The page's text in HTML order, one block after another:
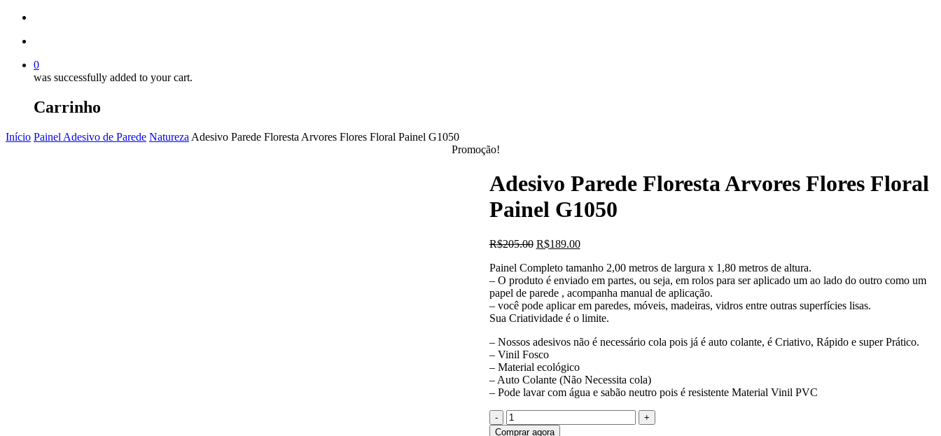
0
was successfully added to your cart.
Carrinho
Início Painel Adesivo de Parede Natureza Adesivo Parede Floresta Arvores Flores Floral Painel G1050
Promoção!
Adesivo Parede Floresta Arvores Flores Floral
Painel G1050
R$205.00 O
original
era:
R$205.00.
R$189.00O
atual
é:
R$189.00.
Painel Completo tamanho 2,00 metros de largura x 1,80 metros de altura.
– O produto é enviado em partes, ou seja, em rolos para ser aplicado um ao lado do outro como um
papel de parede , acompanha manual de aplicação.
– você pode aplicar em paredes, móveis, madeiras, vidros entre outras superfícies lisas.
Sua Criatividade é o limite.
– Nossos adesivos não é necessário cola pois já é auto colante, é Criativo, Rápido e super Prático.
– Vinil Fosco
– Material ecológico
– Auto Colante (Não Necessita cola)
– Pode lavar com água e sabão neutro pois é resistente Material Vinil PVC
Quantidade
de
Comprar agora